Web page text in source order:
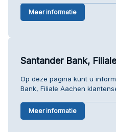
Meer informatie
Santander Bank,
Op deze pagina kunt u
Bank, Filiale Aachen
Meer informatie